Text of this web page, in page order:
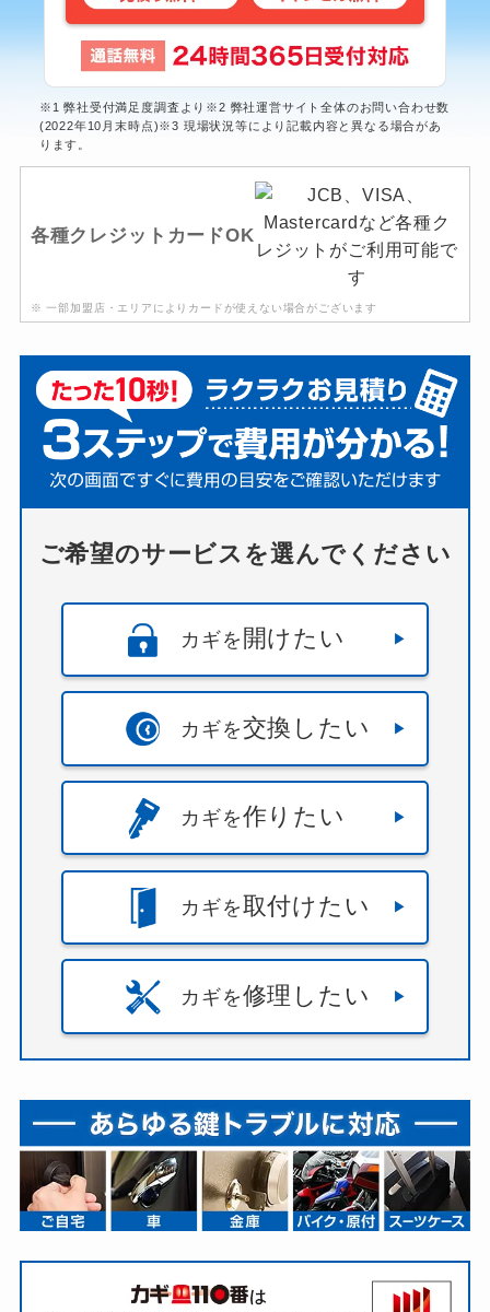
※1 弊社受付満足度調査より※2 弊社運営サイト全体のお問い合わせ数
(2022年10月末時点)※3 現場状況等により記載内容と異なる場合があ
ります。
各種クレジットカードOK
※ 一部加盟店・エリアによりカードが使えない場合がございます
ご希望のサービスを選んでください
カギを 開けたい
カギを交換したい
カギを作りたい
カギを取付けたい
カギを修理したい